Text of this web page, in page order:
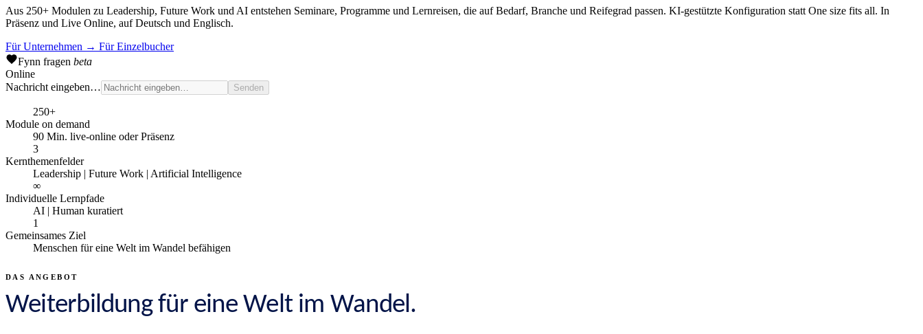
Aus 250+ Modulen zu Leadership, Future Work und AI entstehen Seminare, Programme und Lernreisen, die auf Bedarf, Branche und Reifegrad passen. KI-gestützte Konfiguration statt One size fits all. In
Präsenz und Live Online, auf Deutsch und Englisch.
Für Unternehmen → Für Einzelbucher
Fynn fragen beta
Online
Nachricht eingeben…
Senden
250+
Module on demand
90 Min. live-online oder Präsenz
3
Kernthemenfelder
Leadership | Future Work | Artificial Intelligence
∞
Individuelle Lernpfade
AI | Human kuratiert
1
Gemeinsames Ziel
Menschen für eine Welt im Wandel befähigen
DAS ANGEBOT
Weiterbildung für eine Welt im Wandel.